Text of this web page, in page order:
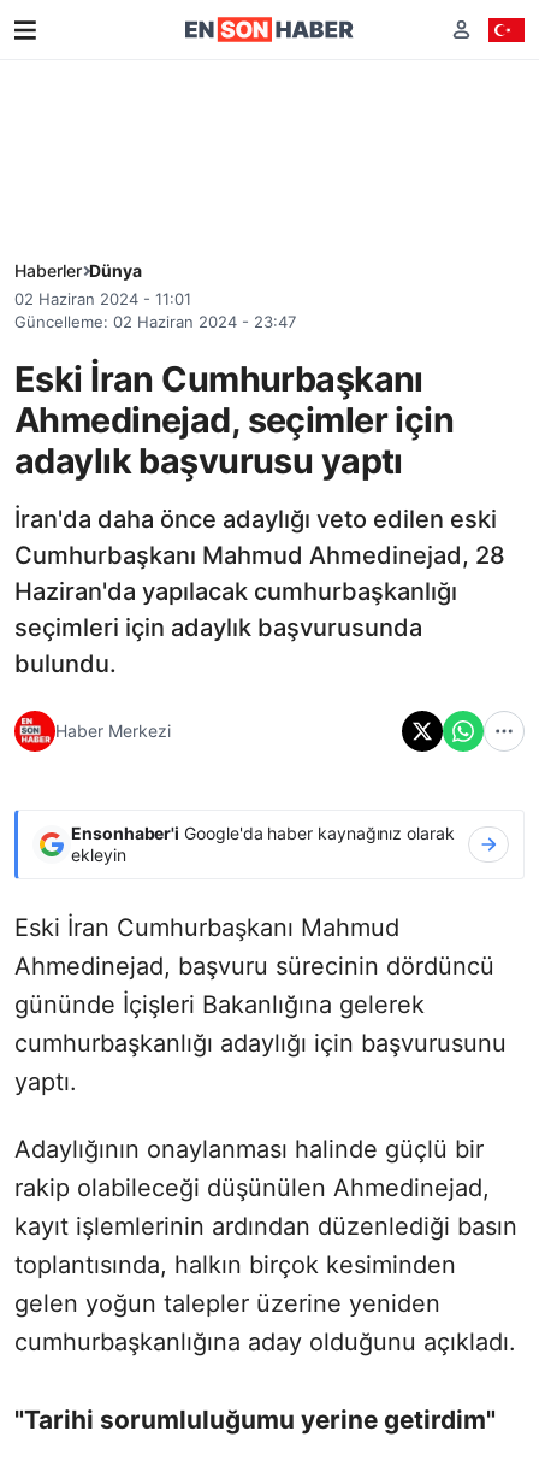
Haberler Dünya
02 Haziran 2024 - 11:01
Güncelleme: 02 Haziran 2024 - 23:47
Eski İran Cumhurbaşkanı
Ahmedinejad, seçimler için
adaylık başvurusu yaptı
İran'da daha önce adaylığı veto edilen eski
Cumhurbaşkanı Mahmud Ahmedinejad, 28
Haziran'da yapılacak cumhurbaşkanlığı
seçimleri için adaylık başvurusunda
bulundu.
Haber Merkezi
Ensonhaber'i Google'da haber kaynağınız olarak
ekleyin
Eski İran Cumhurbaşkanı Mahmud
Ahmedinejad, başvuru sürecinin dördüncü
gününde İçişleri Bakanlığına gelerek
cumhurbaşkanlığı adaylığı için başvurusunu
yaptı.
Adaylığının onaylanması halinde güçlü bir
rakip olabileceği düşünülen Ahmedinejad,
kayıt işlemlerinin ardından düzenlediği basın
toplantısında, halkın birçok kesiminden
gelen yoğun talepler üzerine yeniden
cumhurbaşkanlığına aday olduğunu açıkladı.
"Tarihi sorumluluğumu yerine getirdim"